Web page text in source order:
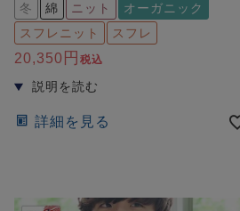
冬 綿 ニット
オーガニック
スフレニット
スフレ
20,350 税込
詳細を見る